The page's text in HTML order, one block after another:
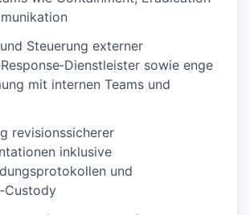
Steuerung externer
sowie enge
mit internen Teams und
revisionssicherer
inklusive
und